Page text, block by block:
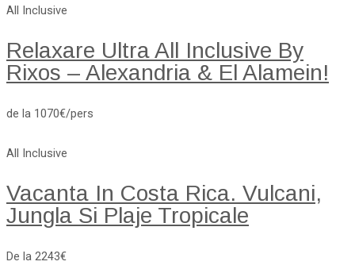
All Inclusive
Relaxare Ultra All Inclusive By
Rixos – Alexandria & El Alamein!
de la 1070€/pers
All Inclusive
Vacanta In Costa Rica. Vulcani,
Jungla Si Plaje Tropicale
De la 2243€